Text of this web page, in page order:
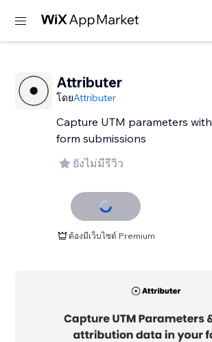
Attributer
โดยAttributer
Capture UTM parameters with
form submissions
ยังไม่มีรีวิว
ต้องมีเว็บไซต์ Premium